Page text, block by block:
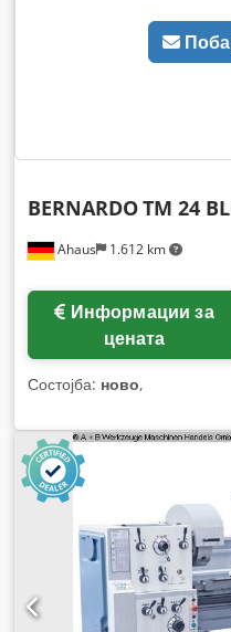
Ahaus 1.612 km
BERNARDOTM 24
цената
Состојба: ново,